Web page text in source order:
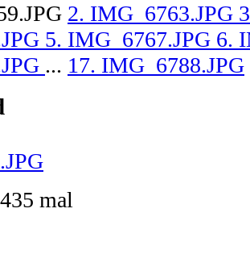
2. IMG_6763.JPG
5. IMG_6767.JPG 6.
... 17. IMG_6788.JPG
mal